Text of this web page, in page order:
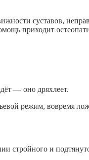
суставов,
приходит
— оно дряхлеет.
режим, вовремя
стройного и